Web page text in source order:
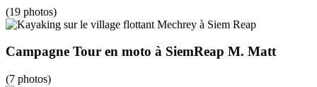
(19 photos)
Campagne Tour en moto à SiemReap M. Matt
(7 photos)